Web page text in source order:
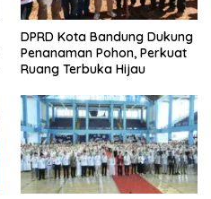
DPRD Kota Bandung Dukung
Penanaman Pohon, Perkuat
Ruang Terbuka Hijau